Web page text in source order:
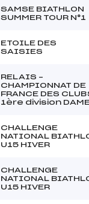
SAMSE BIATHLON
SUMMER TOUR N°1
ETOILE DES
SAISIES
RELAIS –
CHAMPIONNAT DE
FRANCE DES
1ère division
CHALLENGE
NATIONAL
U15 HIVER
CHALLENGE
NATIONAL
U15 HIVER